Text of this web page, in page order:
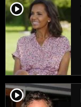
player2
player2